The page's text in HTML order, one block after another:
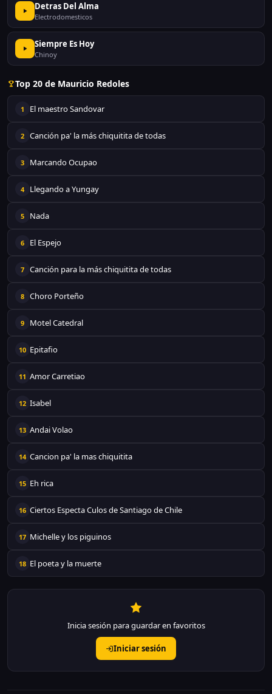
Detras Del Alma
Electrodomesticos
Siempre Es Hoy
Chinoy
Top 20 de Mauricio Redoles
1 El maestro Sandovar
2 Canción pa' la más chiquitita de todas
3 Marcando Ocupao
4 Llegando a Yungay
5 Nada
6 El Espejo
7 Canción para la más chiquitita de todas
8 Choro Porteño
9 Motel Catedral
10 Epitafio
11 Amor Carretiao
12 Isabel
13 Andai Volao
14 Cancion pa' la mas chiquitita
15 Eh rica
16 Ciertos Especta Culos de Santiago de Chile
17 Michelle y los piguinos
18 El poeta y la muerte
Inicia sesión para guardar en favoritos
Iniciar sesión